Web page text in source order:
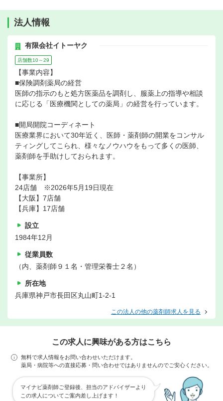
法人情報
有限会社イトーヤク
店舗数10～29
【事業内容】
■保険調剤薬局の経営
医師の指示のもと処方医薬品を調剤し、服薬上の指導や相談
に応じる「医療機関としての薬局」の経営を行っています。
■開局開院コーディネート
医療業界において30年近く、医師・薬剤師の開業をコンサル
ティングしてこられ、様々なノウハウをもって多くの医師、
薬剤師を手助けしておられます。
【事業所】
24店舗 ※2026年5月19日現在
【大阪】7店舗
【兵庫】17店舗
設立
1984年12月
従業員数
（内、薬剤師９１名・管理栄養士２名）
所在地
兵庫県神戸市長田区丸山町1-2-1
この法人の他の薬剤師求人を見る
この求人に興味がある方はこちら
無料で求人情報をお問い合わせいただけます。
薬局・病院等への直接応募・問い合わせではありませんのでご安心ください。
マイナビ薬剤師ご登録後、担当のアドバイザーより
この求人についてご案内差し上げます！